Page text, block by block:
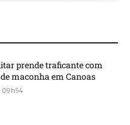
prende traficante com
maconha em Canoas